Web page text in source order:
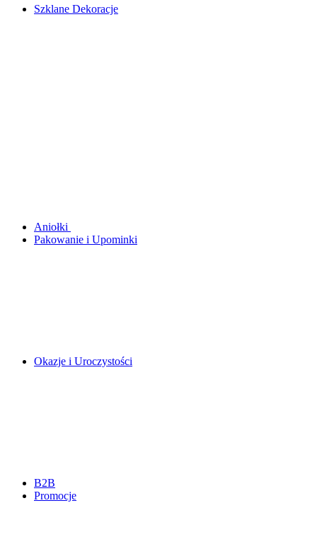
Szklane Dekoracje
Aniołki
Pakowanie i Upominki
Okazje i Uroczystości
B2B
Promocje